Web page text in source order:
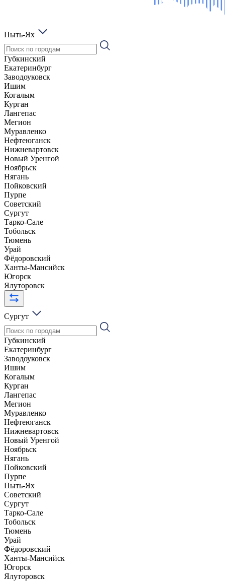
Пыть-Ях
Губкинский
Екатеринбург
Заводоуковск
Ишим
Когалым
Курган
Лангепас
Мегион
Муравленко
Нефтеюганск
Нижневартовск
Новый Уренгой
Ноябрьск
Нягань
Пойковский
Пурпе
Советский
Сургут
Тарко-Сале
Тобольск
Тюмень
Урай
Фёдоровский
Ханты-Мансийск
Югорск
Ялуторовск
Сургут
Губкинский
Екатеринбург
Заводоуковск
Ишим
Когалым
Курган
Лангепас
Мегион
Муравленко
Нефтеюганск
Нижневартовск
Новый Уренгой
Ноябрьск
Нягань
Пойковский
Пурпе
Пыть-Ях
Советский
Сургут
Тарко-Сале
Тобольск
Тюмень
Урай
Фёдоровский
Ханты-Мансийск
Югорск
Ялуторовск